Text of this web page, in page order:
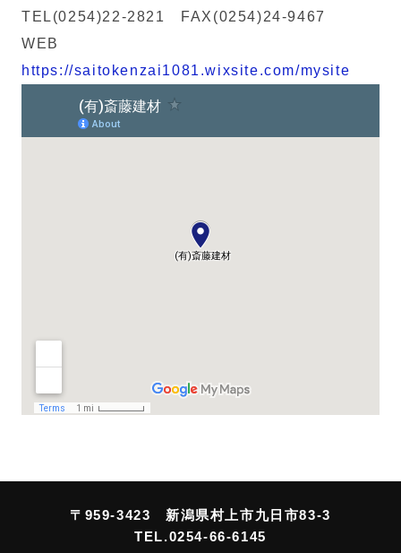
TEL(0254)22-2821 FAX(0254)24-9467
WEB
https://saitokenzai1081.wixsite.com/mysite
〒959-3423 新潟県村上市九日市83-3
TEL.0254-66-6145